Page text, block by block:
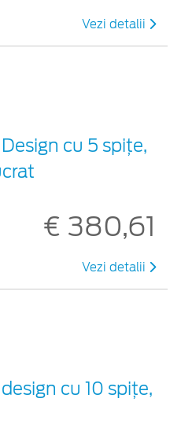
Vezi detalii
cu 5 spiţe,
€ 380,61
Vezi detalii
cu 10 spițe,